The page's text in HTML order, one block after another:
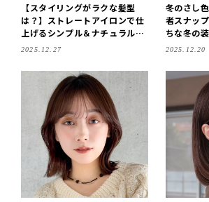
【スタイリングがラクな髪型
は？】ストレートアイロンで仕
上げるシンプル＆ナチュラルボ
ブ
2025.12.27
冬のさし
者スナッ
ちな冬の
て大人気！
2025.12.20